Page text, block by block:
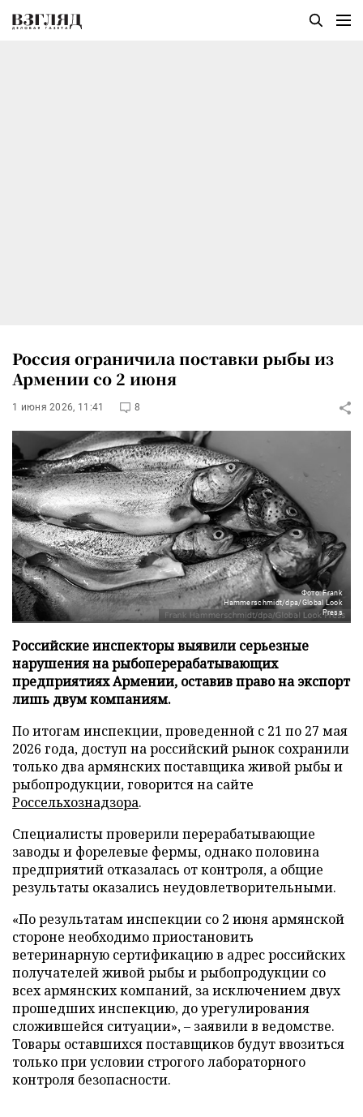
Россия ограничила поставки рыбы из
Армении со 2 июня
1 июня 2026, 11:41 8
Фото: Frank
Hammerschmidt/dpa/Global Look
Press
Российские инспекторы выявили серьезные
нарушения на рыбоперерабатывающих
предприятиях Армении, оставив право на экспорт
лишь двум компаниям.
По итогам инспекции, проведенной с 21 по 27 мая
2026 года, доступ на российский рынок сохранили
только два армянских поставщика живой рыбы и
рыбопродукции, говорится на сайте
Россельхознадзора.
Специалисты проверили перерабатывающие
заводы и форелевые фермы, однако половина
предприятий отказалась от контроля, а общие
результаты оказались неудовлетворительными.
«По результатам инспекции со 2 июня армянской
стороне необходимо приостановить
ветеринарную сертификацию в адрес российских
получателей живой рыбы и рыбопродукции со
всех армянских компаний, за исключением двух
прошедших инспекцию, до урегулирования
сложившейся ситуации», – заявили в ведомстве.
Товары оставшихся поставщиков будут ввозиться
только при условии строгого лабораторного
контроля безопасности.